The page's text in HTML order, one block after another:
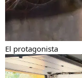
El protagonista